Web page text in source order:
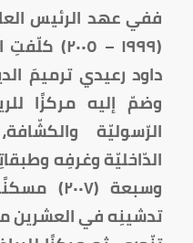
ففي عهد الرئيس
(١٩٩٩ –
داود رعيدي ترميمَ
وضمّ إليه مركزًا
الرّسوليّة
الدّاخليّة وغرفِه
وسبعة
تدشينِه في العشرين